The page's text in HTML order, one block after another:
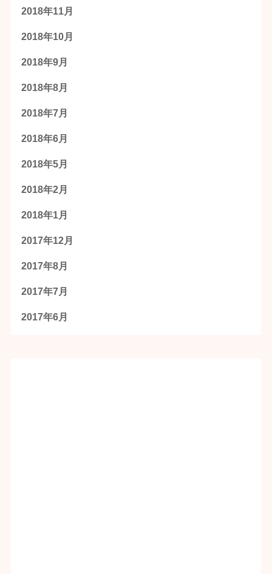
2018年11月
2018年10月
2018年9月
2018年8月
2018年7月
2018年6月
2018年5月
2018年2月
2018年1月
2017年12月
2017年8月
2017年7月
2017年6月